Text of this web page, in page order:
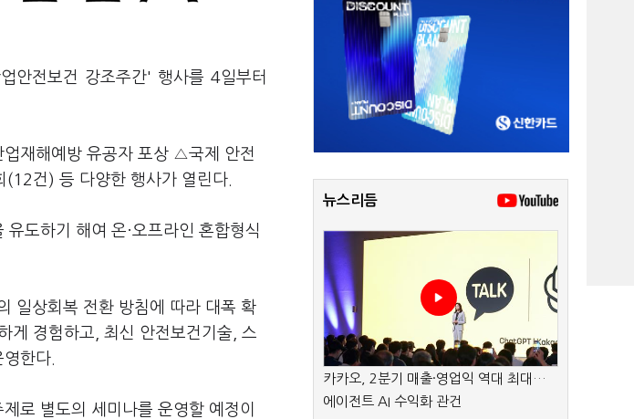
안전보건 강조주간' 행사를 4일부터
재해예방 유공자 포상 △국제 안전
건) 등 다양한 행사가 열린다.
도하기 해여 온·오프라인 혼합형식
일상회복 전환 방침에 따라 대폭 확
게 경험하고, 최신 안전보건기술, 스
한다.
로 별도의 세미나를 운영할 예정이
뉴스리듬
카카오, 2분기 매출·영업익 역대 최대…
에이전트 AI 수익화 관건